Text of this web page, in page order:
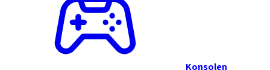
Konsolen